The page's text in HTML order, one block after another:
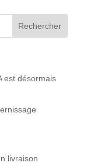
est désormais
livraison